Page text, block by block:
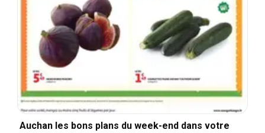
Auchan les bons plans du week-end dans votre